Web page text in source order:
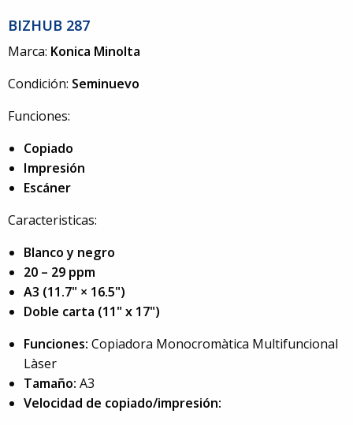
BIZHUB 287
Marca: Konica Minolta
Condición: Seminuevo
Funciones:
Copiado
Impresión
Escáner
Caracteristicas:
Blanco y negro
20 – 29 ppm
A3 (11.7" × 16.5")
Doble carta (11" x 17")
Funciones: Copiadora Monocromàtica Multifuncional
Làser
Tamaño: A3
Velocidad de copiado/impresión: